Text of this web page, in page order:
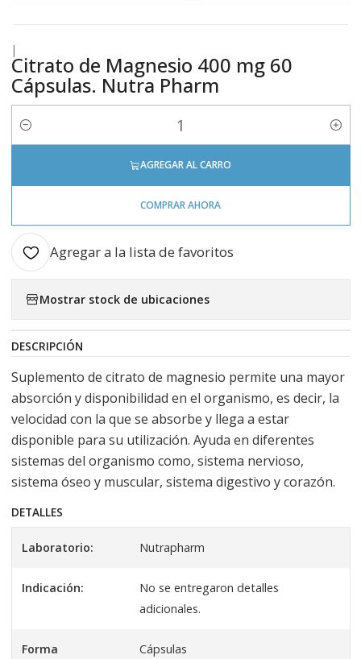
|
Citrato de Magnesio 400 mg 60
Cápsulas. Nutra Pharm
Cantidad
AGREGAR AL CARRO
COMPRAR AHORA
Agregar a la lista de favoritos
Mostrar stock de ubicaciones
DESCRIPCIÓN
Suplemento de citrato de magnesio permite una mayor
absorción y disponibilidad en el organismo, es decir, la
velocidad con la que se absorbe y llega a estar
disponible para su utilización. Ayuda en diferentes
sistemas del organismo como, sistema nervioso,
sistema óseo y muscular, sistema digestivo y corazón.
DETALLES
Laboratorio: Nutrapharm
Indicación:
No se entregaron detalles
adicionales.
Forma
Cápsulas